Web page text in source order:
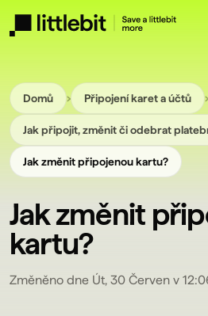
Domů › Připojení karet a účtů ›
Jak připojit, změnit či odebrat
Jak změnit připojenou kartu?
Jak změnit
kartu?
Změněno dne Út, 30 Červen v